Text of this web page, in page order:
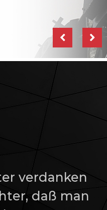
verdanken
daß man